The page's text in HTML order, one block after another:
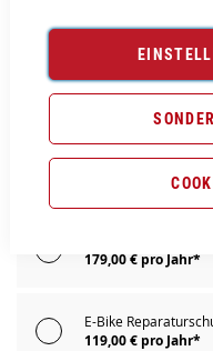
Vergleichsliste:hinzufügen|
Extra Schutz? Jetzt Tarife
179,00 € pro Jahr*
E-Bike
119,00 € pro Jahr*